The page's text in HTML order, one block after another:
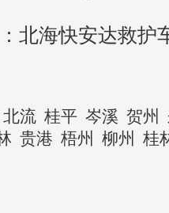
北海快安达救护
北流 桂平 岑溪 贺州
贵港 梧州 柳州 桂